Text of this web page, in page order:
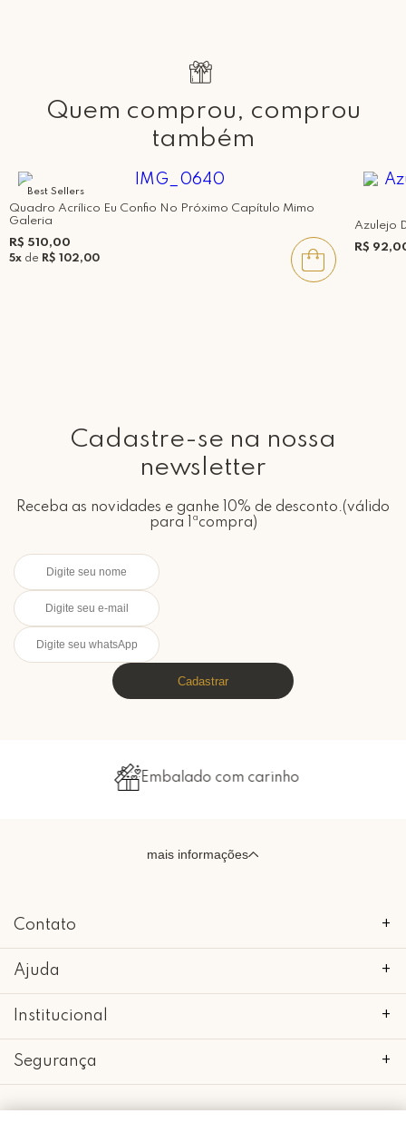
Quem comprou, comprou
também
Best Sellers
Quadro Acrílico Eu Confio No Próximo Capítulo Mimo
Galeria
R$ 510,00
5x de R$ 102,00
Azulejo
R$
Cadastre-se na nossa
newsletter
Receba as novidades e ganhe 10% de desconto.(válido
para 1ªcompra)
Cadastrar
Embalado com carinho
mais informações
Contato +
Ajuda +
Institucional +
Segurança +